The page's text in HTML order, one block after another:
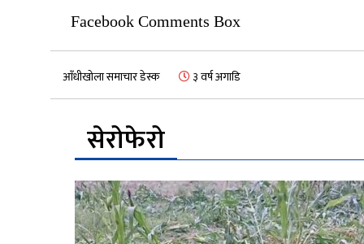
Facebook Comments Box
आँधीखोला समाचार डेस्क ३ वर्ष अगाडि
सेरोफेरो